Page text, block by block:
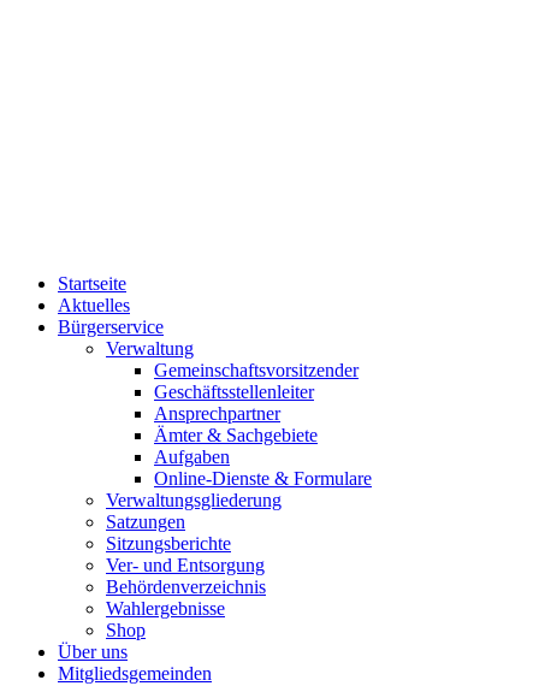
Startseite
Aktuelles
Bürgerservice
Verwaltung
Gemeinschaftsvorsitzender
Geschäftsstellenleiter
Ansprechpartner
Ämter & Sachgebiete
Aufgaben
Online-Dienste & Formulare
Verwaltungsgliederung
Satzungen
Sitzungsberichte
Ver- und Entsorgung
Behördenverzeichnis
Wahlergebnisse
Shop
Über uns
Mitgliedsgemeinden